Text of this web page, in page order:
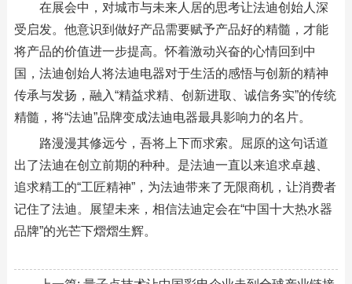
在展会中，对城市与未来人居的思考让法迪创始人深
受启发。他意识到做好产品需要赋予产品好的精髓，才能
将产品的价值进一步提高。怀着激动兴奋的心情回到中
国，法迪创始人将法迪电器对于生活的感悟与创新的精神
传承与发扬，融入“精益求精、创新进取、诚信务实”的传统
精髓，将“法迪”品牌变成法迪电器最具影响力的名片。
路漫漫其修远兮，吾将上下而求索。屈原的这句话道
出了法迪在创立前期的种种。是法迪一直以来追求卓越、
追求精工的“工匠精神”，为法迪带来了无限商机，让消费者
记住了法迪。展望未来，相信法迪定会在“中国十大热水器
品牌”的光芒下熠熠生辉。